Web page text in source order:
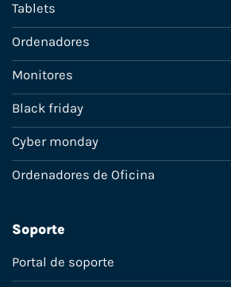
Tablets
Ordenadores
Monitores
Black friday
Cyber monday
Ordenadores de Oficina
Soporte
Portal de soporte